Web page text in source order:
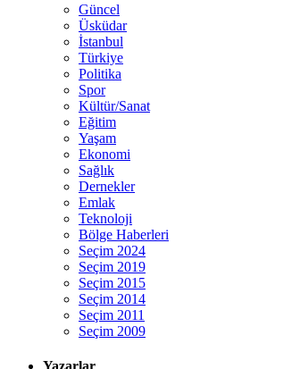
Güncel
Üsküdar
İstanbul
Türkiye
Politika
Spor
Kültür/Sanat
Eğitim
Yaşam
Ekonomi
Sağlık
Dernekler
Emlak
Teknoloji
Bölge Haberleri
Seçim 2024
Seçim 2019
Seçim 2015
Seçim 2014
Seçim 2011
Seçim 2009
Yazarlar